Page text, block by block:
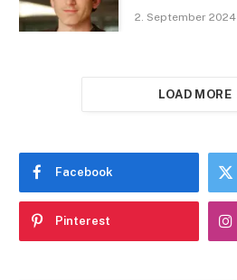
2. September 2024
LOAD MORE
Facebook
Pinterest